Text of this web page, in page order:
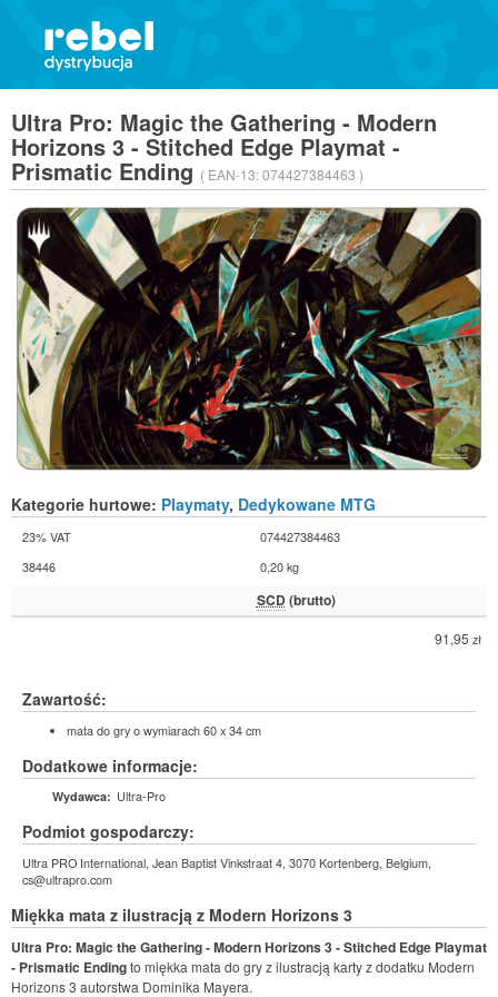
Ultra Pro: Magic the Gathering - Modern
Horizons 3 - Stitched Edge Playmat -
Prismatic Ending ( EAN-13:074427384463 )
Kategorie hurtowe: Playmaty, Dedykowane MTG
23% VAT
074427384463
38446
0,20 kg
SCD (brutto)
91,95 zł
Zawartość:
mata do gry o wymiarach 60 x 34 cm
Dodatkowe informacje:
Wydawca: Ultra-Pro
Podmiot gospodarczy:
Ultra PRO International, Jean Baptist Vinkstraat 4, 3070 Kortenberg, Belgium,
cs@ultrapro.com
Miękka mata z ilustracją z Modern Horizons 3
Ultra Pro: Magic the Gathering - Modern Horizons 3 - Stitched Edge Playmat
- Prismatic Endingto miękka mata do gry z ilustracją karty z dodatku Modern
Horizons 3 autorstwa Dominika Mayera.